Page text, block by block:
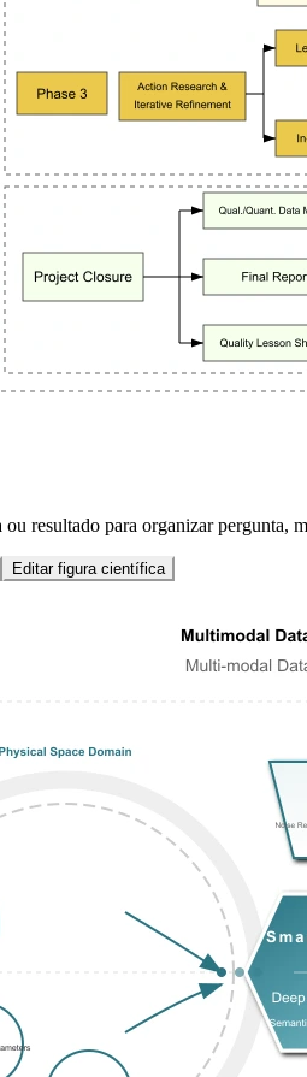
resultado para organizar pergunta,
Editar figura científica